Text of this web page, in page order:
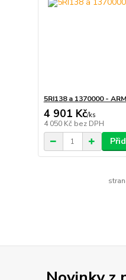
5RI138 a 1370000 -
4 901 Kč/ks
4 050 Kč bez DPH